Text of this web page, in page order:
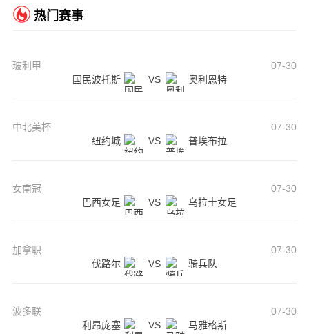
热门赛事
玻利甲
07-30
国民波托斯
VS 奥利恩特
中北美杯
07-30
纽约城
VS 普埃布拉
女南冠
07-30
巴西女足
VS 乌拉圭女足
加拿职
07-30
伐路尔
VS 骑兵队
波多联
07-30
利昂庞塞
VS 马雅格斯